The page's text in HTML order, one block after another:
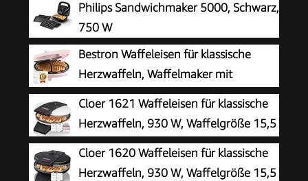
Philips Sandwichmaker 5000, Schwarz,
750 W
Bestron Waffeleisen für klassische
Herzwaffeln, Waffelmaker mit
Antihaftbeschichtung für Waffeln in
Herzform, Retro Design, inklusive
Rezeptvorschläge, 700 Watt, Farbe: Rosa
Cloer 1621 Waffeleisen für klassische
Herzwaffeln, 930 W, Waffelgröße 15,5
cm, stufenlos wählbarer
Bräunungsgrad, weiß, Metall
Cloer 1620 Waffeleisen für klassische
Herzwaffeln, 930 W, Waffelgröße 15,5